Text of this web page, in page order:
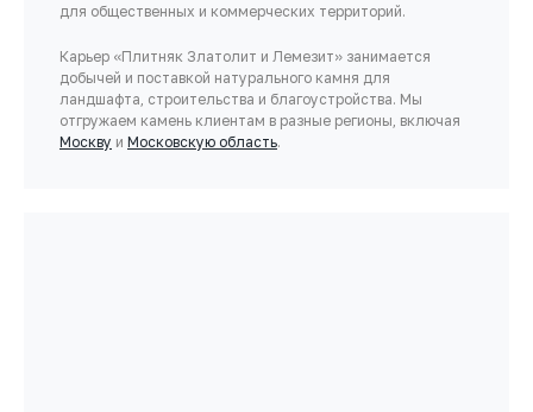
для общественных и коммерческих территорий.
Карьер «Плитняк Златолит и Лемезит» занимается
добычей и поставкой натурального камня для
ландшафта, строительства и благоустройства. Мы
отгружаем камень клиентам в разные регионы, включая
Москву и Московскую область.